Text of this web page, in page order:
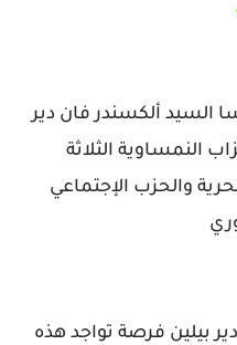
السيد ألكسندر فان دير
النمساوية الثلاثة
والحزب الإجتماعي
بيلين فرصة تواجد هذه